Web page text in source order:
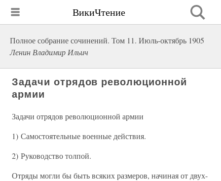
ВикиЧтение
Полное собрание сочинений. Том 11. Июль-октябрь 1905
Ленин Владимир Ильич
Задачи отрядов революционной
армии
Задачи отрядов революционной армии
1) Самостоятельные военные действия.
2) Руководство толпой.
Отряды могли бы быть всяких размеров, начиная от двух-